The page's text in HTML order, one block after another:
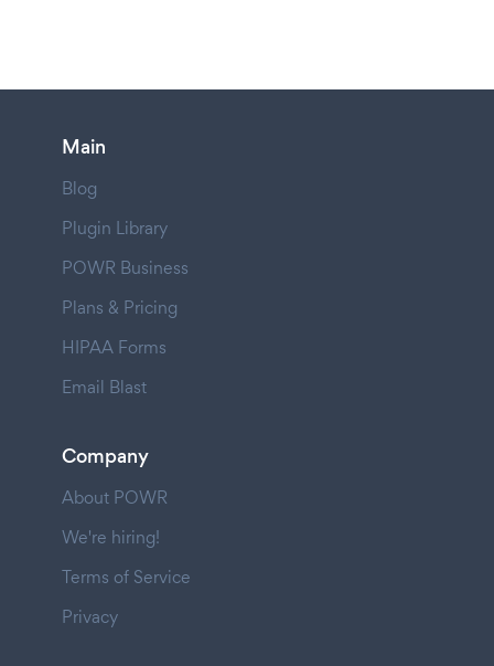
Main
Blog
Plugin Library
POWR Business
Plans & Pricing
HIPAA Forms
Email Blast
Company
About POWR
We're hiring!
Terms of Service
Privacy